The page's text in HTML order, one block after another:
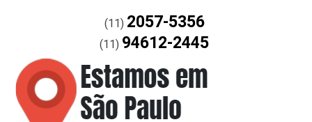
(11) 2057-5356
(11) 94612-2445